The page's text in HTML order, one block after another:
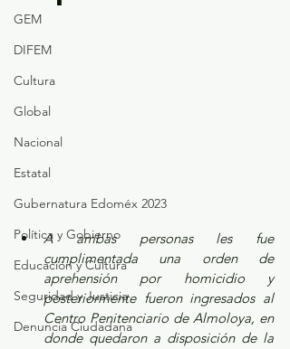
GEM
DIFEM
Cultura
Global
Nacional
Estatal
Gubernatura Edoméx 2023
Política y Gobierno
Educación y Cultura
Seguridad y Justicia
Denuncia Ciudadana
A ambas personas les fue
cumplimentada una orden de
aprehensión por homicidio y
posteriormente fueron ingresados al
Centro Penitenciario de Almoloya, en
donde quedaron a disposición de la